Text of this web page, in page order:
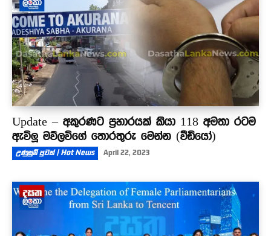
Update – අකුරණට ප්‍රහාරයක් කියා 118 අමතා රටම
ඇවිලූ මව්ලවිගේ තොරතුරු මෙන්න (වීඩියෝ)
උණුසුම් පුවත් | Hot News April 22, 2023